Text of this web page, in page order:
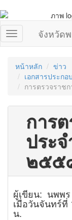
จังหวัด
หน้าหลัก
ข่าว
เอกสารประก
การตรวจราช
การ
ประ
๒๕๕
ผู้เขียน: นพพ
เมื่อวันจันทร์ที่
น.